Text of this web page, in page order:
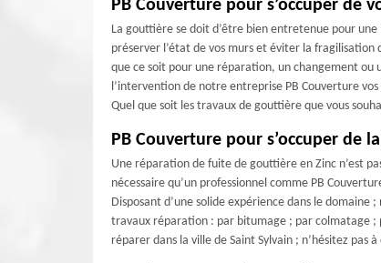
PB Couverture pour s’occuper de
La gouttière se doit d’être bien entretenue pour
préserver l’état de vos murs et éviter la
que ce soit pour une réparation, un changement ou
l’intervention de notre entreprise PB Couverture
Quel que soit les travaux de gouttière que vous
PB Couverture pour s’occuper de
Une réparation de fuite de gouttière en Zinc n’est
nécessaire qu’un professionnel comme PB
Disposant d’une solide expérience dans le
travaux réparation : par bitumage ; par colmatage ;
réparer dans la ville de Saint Sylvain ; n’hésitez